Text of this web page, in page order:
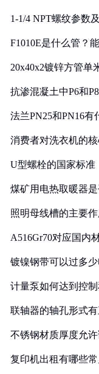
1-1/4 NPT螺纹参数
F1010E是什么管？
20x40x2镀锌方管单
抗渗混凝土中P6和
法兰PN25和PN16有
消费者对洗衣机的
U型螺栓的国家标准
煤矿用电热取暖器
照明母线槽的主要
A516Gr70对应国内
镀镍钢带可以过多
计量泵如何达到控
联轴器的轴孔形式
不锈钢材质厚度允
复印机出租有哪些